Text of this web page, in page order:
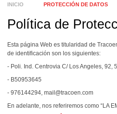
INICIO PROTECCIÓN DE DATOS
Política de
Esta página Web es titularidad de
de identificación son los siguientes:
- Poli. Ind. Centrovia C/ Los Angeles, 92,
- B50953645
- 976144294, mail@tracoen.com
En adelante, nos referiremos como “LA